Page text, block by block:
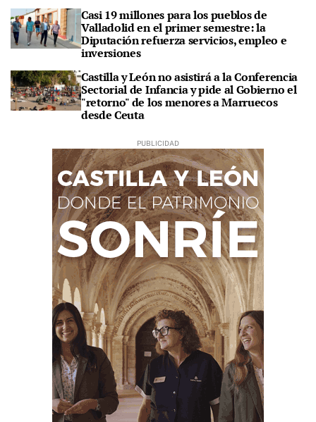
Casi 19 millones para los pueblos de
Valladolid en el primer semestre: la
Diputación refuerza servicios, empleo e
inversiones
Castilla y León no asistirá a la Conferencia
Sectorial de Infancia y pide al Gobierno el
"retorno" de los menores a Marruecos
desde Ceuta